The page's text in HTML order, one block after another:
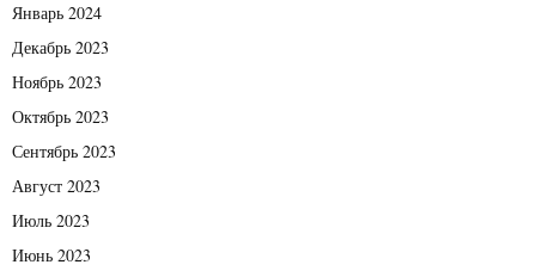
Январь 2024
Декабрь 2023
Ноябрь 2023
Октябрь 2023
Сентябрь 2023
Август 2023
Июль 2023
Июнь 2023